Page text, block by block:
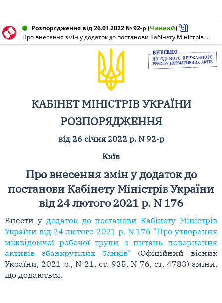
Розпорядження від 26.01.2022 № 92-р (Чинний)
Про внесення змін у додаток до постанови Кабінету Міністрів України від 24 лютого 2021 р. N 176